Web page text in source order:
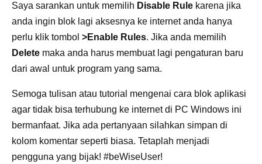
Saya sarankan untuk memilih Disable Rule karena jika
anda ingin blok lagi aksesnya ke internet anda hanya
perlu klik tombol >Enable Rules. Jika anda memilih
Delete maka anda harus membuat lagi pengaturan baru
dari awal untuk program yang sama.
Semoga tulisan atau tutorial mengenai cara blok aplikasi
agar tidak bisa terhubung ke internet di PC Windows ini
bermanfaat. Jika ada pertanyaan silahkan simpan di
kolom komentar seperti biasa. Tetaplah menjadi
pengguna yang bijak! #beWiseUser!